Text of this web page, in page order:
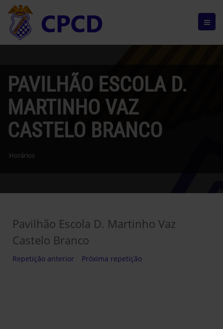
PAVILHÃO ESCOLA D.
MARTINHO VAZ
CASTELO BRANCO
Horários
Pavilhão Escola D. Martinho Vaz
Castelo Branco
Repetição anterior Próxima repetição